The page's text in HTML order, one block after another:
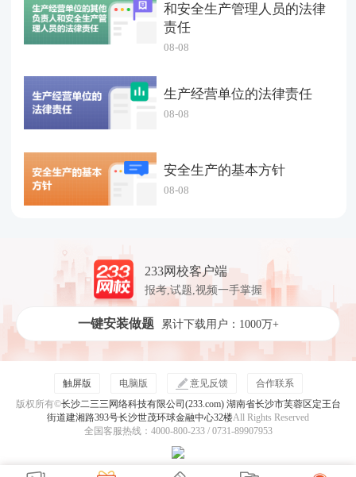
和安全生产管理人员的法律
责任
08-08
生产经营单位的法律责任
08-08
安全生产的基本方针
08-08
233网校客户端
报考,试题,视频一手掌握
一键安装做题 累计下载用户：1000万+
触屏版 电脑版 意见反馈
合作联系
版权所有©长沙二三三网络科技有限公司(233.com) 湖南省长沙市芙蓉区定王台
街道建湘路393号长沙世茂环球金融中心32楼All Rights Reserved
全国客服热线：4000-800-233 / 0731-89907953